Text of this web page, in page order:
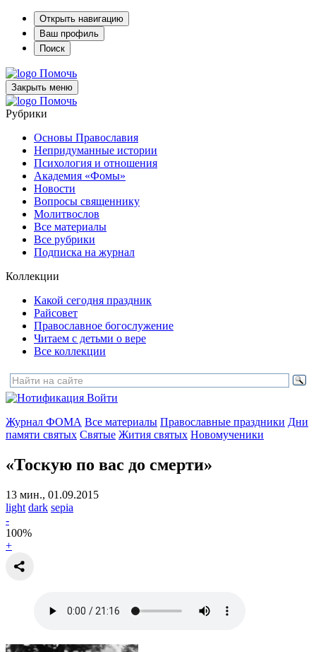
Открыть навигацию
Ваш профиль
Поиск
Помочь
Закрыть меню
Помочь
Рубрики
Основы Православия
Непридуманные истории
Психология и отношения
Академия «Фомы»
Новости
Вопросы священнику
Молитвослов
Все материалы
Все рубрики
Подписка на журнал
Коллекции
Какой сегодня праздник
Райсовет
Православное богослужение
Читаем с детьми о вере
Все коллекции
Войти
Журнал ФОМА Все материалы Православные праздники Дни
памяти святых Святые Жития святых Новомученики
«Тоскую по вас до смерти»
13 мин., 01.09.2015
light dark sepia
-
100%
+